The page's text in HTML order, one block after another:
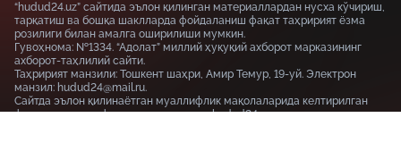
“hudud24.uz” сайтида эълон қилинган материаллардан нусха кўчириш,
тарқатиш ва бошқа шаклларда фойдаланиш фақат таҳририят ёзма
розилиги билан амалга оширилиши мумкин.
Гувоҳнома: №1334. “Адолат” миллий ҳуқуқий ахборот марказининг
ахборот-таҳлилий сайти.
Таҳририят манзили: Тошкент шаҳри, Амир Темур, 19-уй. Электрон
манзил: hudud24@mail.ru.
Сайтда эълон қилинаётган муаллифлик мақолаларида келтирилган
фикрлар муаллифга тегишли ва улар hudud24.uz таҳририяти нуқтаи